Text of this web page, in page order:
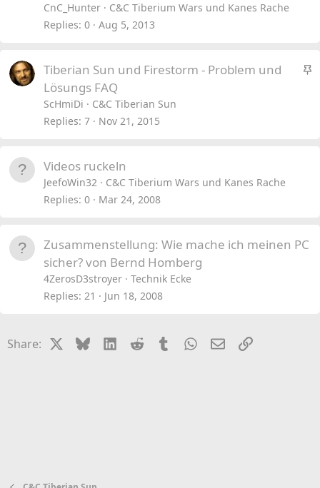
CnC_Hunter
C&C Tiberium Wars und Kanes Rache
Replies 0 Aug 5, 2013
S
Tiberian Sun und Firestorm - Problem und
Lösungs FAQ
ScHmiDi
C&C Tiberian Sun
Replies 7 Nov 21, 2015
Videos ruckeln
JeefoWin32
C&C Tiberium Wars und Kanes Rache
Replies 0 Mar 24, 2008
Zusammenstellung: Wie mache ich meinen PC
sicher? von Bernd Homberg
4ZerosD3stroyer
Technik Ecke
Replies 21 Jun 18, 2008
Share: BlueskyLinkedIn
Reddit TumblrWhatsApp
EmailLink